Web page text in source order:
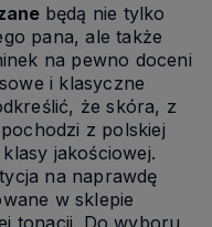
będą nie tylko
pana, ale także
na pewno doceni
i klasyczne
że skóra, z
z polskiej
jakościowej.
na naprawdę
w sklepie
tonacji. Do wyboru